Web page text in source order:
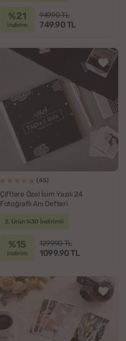
%21
indirim
949.90 TL
749.90 TL
(45)
Çiftlere Özel İsim Yazılı 24
Fotoğraflı Anı Defteri
2. Ürün %30 İndirimli
%15
indirim
1299.90 TL
1099.90 TL